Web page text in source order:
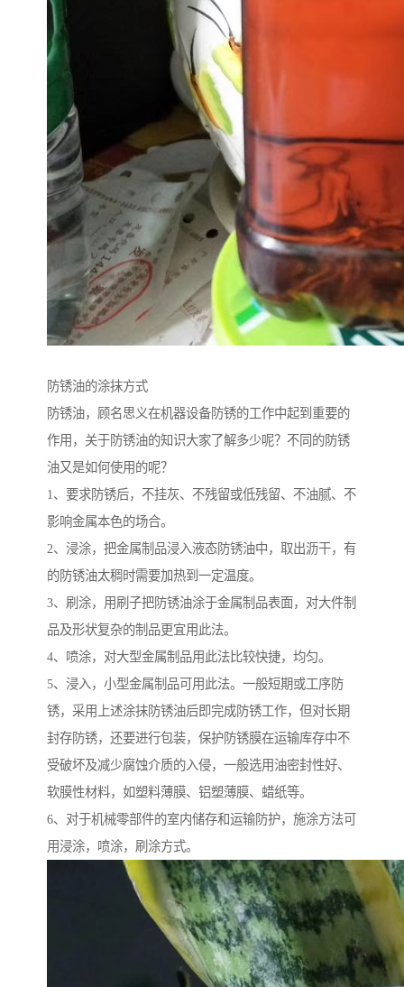
防锈油的涂抹方式
防锈油，顾名思义在机器设备防锈的工作中起到重要的
作用，关于防锈油的知识大家了解多少呢？不同的防锈
油又是如何使用的呢？
1、要求防锈后，不挂灰、不残留或低残留、不油腻、不
影响金属本色的场合。
2、浸涂，把金属制品浸入液态防锈油中，取出沥干，有
的防锈油太稠时需要加热到一定温度。
3、刷涂，用刷子把防锈油涂于金属制品表面，对大件制
品及形状复杂的制品更宜用此法。
4、喷涂，对大型金属制品用此法比较快捷，均匀。
5、浸入，小型金属制品可用此法。一般短期或工序防
锈，采用上述涂抹防锈油后即完成防锈工作，但对长期
封存防锈，还要进行包装，保护防锈膜在运输库存中不
受破坏及减少腐蚀介质的入侵，一般选用油密封性好、
软膜性材料，如塑料薄膜、铝塑薄膜、蜡纸等。
6、对于机械零部件的室内储存和运输防护，施涂方法可
用浸涂，喷涂，刷涂方式。